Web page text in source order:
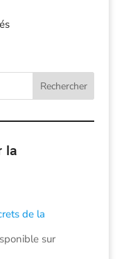
Rechercher
la
de la
sur